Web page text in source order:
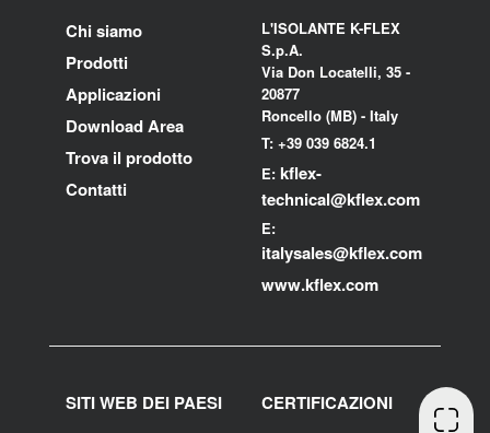
Chi siamo
Prodotti
Applicazioni
Download Area
Trova il prodotto
Contatti
L'ISOLANTE K-FLEX
S.p.A.
Via Don Locatelli, 35 -
20877
Roncello (MB) - Italy
T: +39 039 6824.1
E: kflex-
technical@kflex.com
E:
italysales@kflex.com
www.kflex.com
SITI WEB DEI PAESI
CERTIFICAZIONI